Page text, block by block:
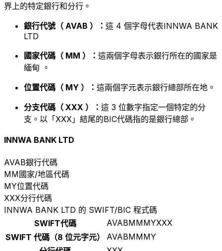
界上的特定銀行和分行。
銀行代號（ AVAB ）： 這 4 個字母代表INNWA BANK
LTD
國家代碼（ MM ）： 這兩個字母表示銀行所在的國家是
緬甸 。
位置代碼（ MY ）： 這兩個字元表示銀行總部所在地。
分支代碼（ XXX ）： 這 3 位數字指定一個特定的分
支。以「XXX」結尾的BIC代碼指的是銀行總部。
INNWA BANK LTD
AVAB銀行代碼
MM國家/地區代碼
MY位置代碼
XXX分行代碼
INNWA BANK LTD 的 SWIFT/BIC 程式碼
SWIFT代碼
AVABMMMYXXX
SWIFT 代碼（8 位元字元）
AVABMMMY